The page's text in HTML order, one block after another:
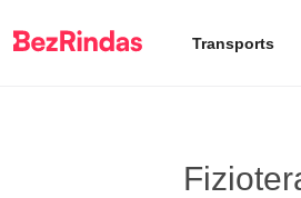
Transports